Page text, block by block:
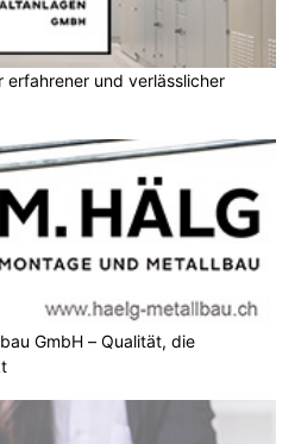
erfahrener und verlässlicher
GmbH – Qualität, die